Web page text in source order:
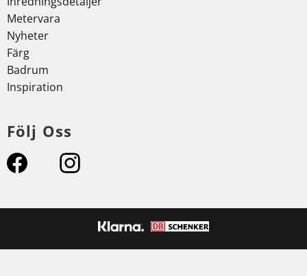
Metervara
Nyheter
Färg
Badrum
Inspiration
Följ Oss